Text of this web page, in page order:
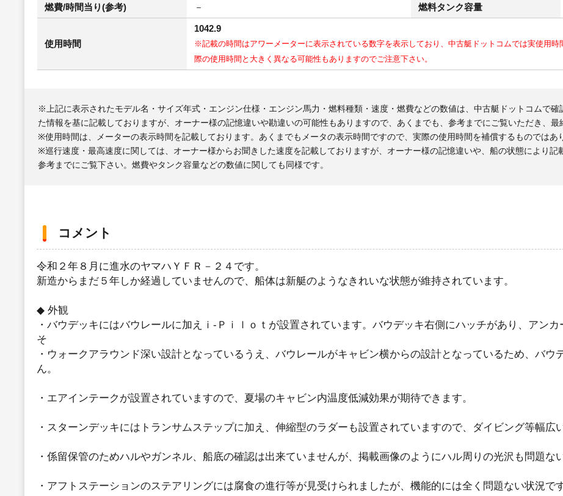
燃費/時間当り(参考) － 燃料タンク容量
使用時間
1042.9
※記載の時間はアワーメーターに表示されている数字を表示しており、中古艇ドットコムでは実使用
際の使用時間と大きく異なる可能性もありますのでご注意下さい。
※上記に表示されたモデル名・サイズ年式・エンジン仕様・エンジン馬力・燃料種類・速度・燃費などの数値は、中古艇ドットコムで
た情報を基に記載しておりますが、オーナー様の記憶違いや勘違いの可能性もありますので、あくまでも、参考までにご覧いただき、最
※使用時間は、メーターの表示時間を記載しております。あくまでもメータの表示時間ですので、実際の使用時間を補償するものではあ
※巡行速度・最高速度に関しては、オーナー様からお聞きした速度を記載しておりますが、オーナー様の記憶違いや、船の状態により
参考までにご覧下さい。燃費やタンク容量などの数値に関しても同様です。
コメント
令和２年８月に進水のヤマハＹＦＲ－２４です。
新造からまだ５年しか経過していませんので、船体は新艇のようなきれいな状態が維持されています。
◆ 外観
・バウデッキにはバウレールに加えｉ-Ｐｉｌｏｔが設置されています。バウデッキ右側にハッチがあり、アンカ
そ
・ウォークアラウンド深い設計となっているうえ、バウレールがキャビン横からの設計となっているため、バ
ん。
・エアインテークが設置されていますので、夏場のキャビン内温度低減効果が期待できます。
・スターンデッキにはトランサムステップに加え、伸縮型のラダーも設置されていますので、ダイビング等幅広
・係留保管のためハルやガンネル、船底の確認は出来ていませんが、掲載画像のようにハル周りの光沢も問題な
・アフトステーションのステアリングには腐食の進行等が見受けられましたが、機能的には全く問題ない状況です